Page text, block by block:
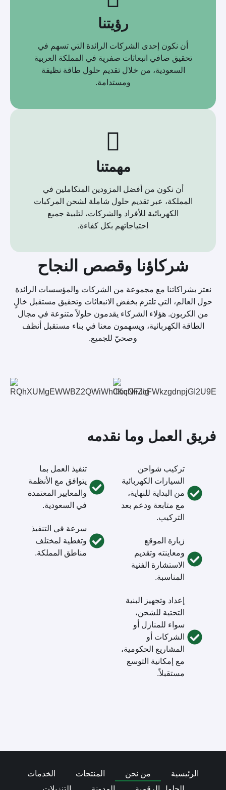
رؤيتنا
أن نكون إحدى الشركات الرائدة التي تسهم في
تحقيق صافي انبعاثات صفرية في المملكة العربية
السعودية، من خلال تقديم حلول طاقة نظيفة
ومستدامة.
مهمتنا
أن نكون من أفضل المزودين المتكاملين في
المملكة، عبر تقديم حلول شاملة لشحن المركبات
الكهربائية للأفراد والشركات، لتلبية جميع
احتياجاتهم بكل كفاءة.
شركاؤنا وقصص النجاح
نعتز بشراكاتنا مع مجموعة من الشركات والمؤسسات الرائدة
حول العالم، التي تلتزم بخفض الانبعاثات وتحقيق مستقبل خالٍ
من الكربون. هؤلاء الشركاء يقدمون حلولاً متنوعة في مجال
الطاقة الكهربائية، ويسهمون معنا في بناء مستقبل أنظف
وصحيّ للجميع.
فريق العمل وما نقدمه
تركيب شواحن
السيارات الكهربائية
من البداية للنهاية،
مع متابعة ودعم بعد
التركيب.
زيارة الموقع
ومعاينته وتقديم
الاستشارة الفنية
المناسبة.
إعداد وتجهيز البنية
التحتية للشحن،
سواء للمنازل أو
الشركات أو
المشاريع الحكومية،
مع إمكانية التوسع
مستقبلاً.
تنفيذ العمل بما
يتوافق مع الأنظمة
والمعايير المعتمدة
في السعودية.
سرعة في التنفيذ
وتغطية لمختلف
مناطق المملكة.
الرئيسية من نحن المنتجات
الخدمات